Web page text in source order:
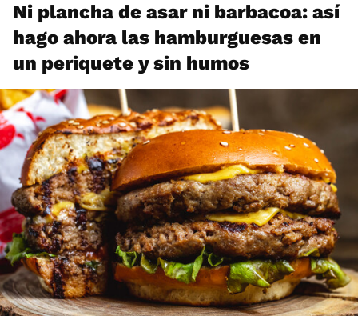
Ni plancha de asar ni barbacoa: así
hago ahora las hamburguesas en
un periquete y sin humos